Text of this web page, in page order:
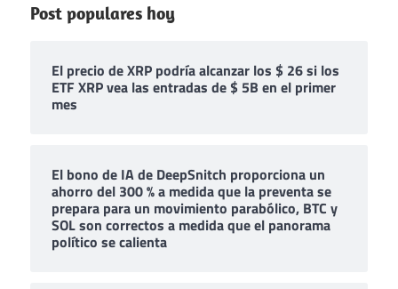
Post populares hoy
El precio de XRP podría alcanzar los $ 26 si los
ETF XRP vea las entradas de $ 5B en el primer
mes
El bono de IA de DeepSnitch proporciona un
ahorro del 300 % a medida que la preventa se
prepara para un movimiento parabólico, BTC y
SOL son correctos a medida que el panorama
político se calienta